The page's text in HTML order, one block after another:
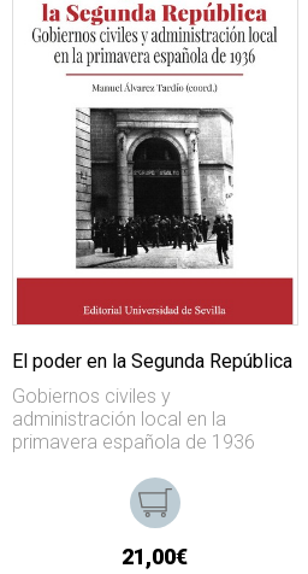
El poder en la Segunda República
Gobiernos civiles y
administración local en la
primavera española de 1936
21,00€